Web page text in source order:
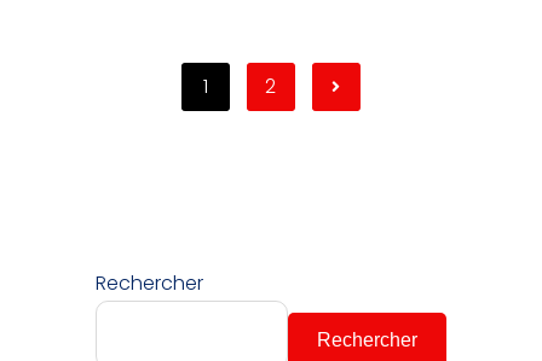
1 2
Rechercher
Rechercher